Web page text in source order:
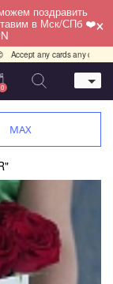
поздравить
в Мск/СПб ❤️×
cards any country,
0
MAX